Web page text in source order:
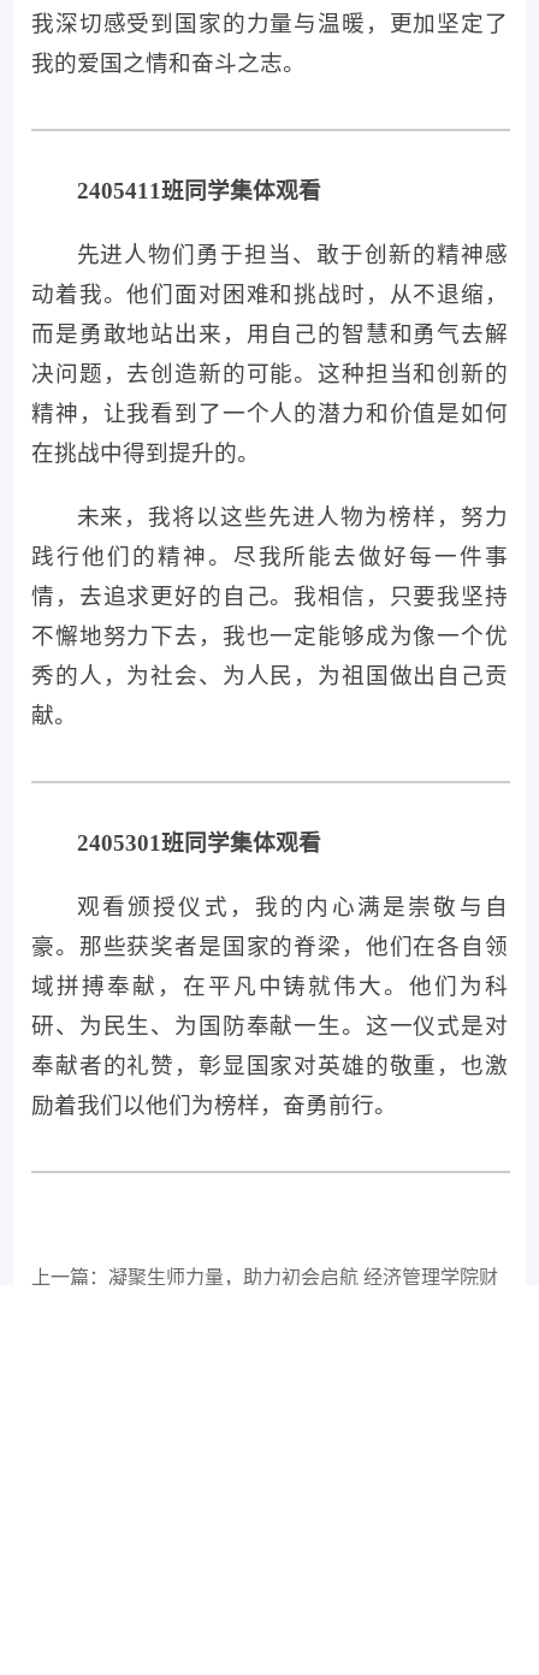
我内心激荡着无比的崇敬与自豪。每一位获奖
者都是国家的脊梁，民族的骄傲，他们的事迹
用行动诠释了责任与担当。这不仅是一场荣誉
励着我要以他们为榜样，勤奋学习，勇于担
当，为实现中国梦添砖加瓦。这样的仪式，让
我深切感受到国家的力量与温暖，更加坚定了
我的爱国之情和奋斗之志。
2405411班同学集体观看
先进人物们勇于担当、敢于创新的精神感
动着我。他们面对困难和挑战时，从不退缩，
而是勇敢地站出来，用自己的智慧和勇气去解
决问题，去创造新的可能。这种担当和创新的
精神，让我看到了一个人的潜力和价值是如何
未来，我将以这些先进人物为榜样，努力
情，去追求更好的自己。我相信，只要我坚持
不懈地努力下去，我也一定能够成为像一个优
秀的人，为社会、为人民，为祖国做出自己贡
献。
豪。那些获奖者是国家的脊梁，他们在各自领